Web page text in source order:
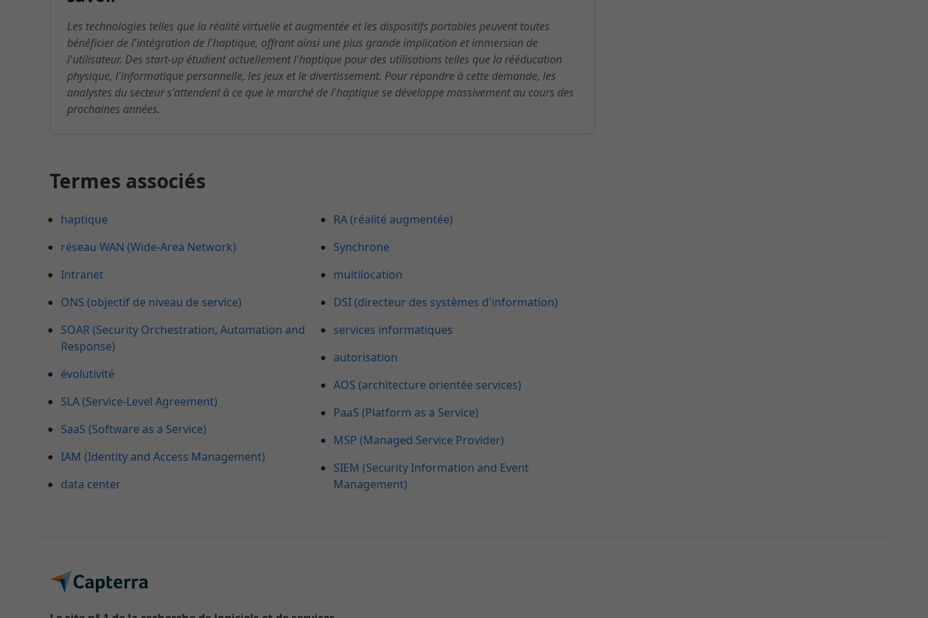
Les technologies telles que la réalité virtuelle et augmentée et les dispositifs portables peuvent toutes
bénéficier de l'intégration de l'haptique, offrant ainsi une plus grande implication et immersion de
l'utilisateur. Des start-up étudient actuellement l'haptique pour des utilisations telles que la rééducation
physique, l'informatique personnelle, les jeux et le divertissement. Pour répondre à cette demande, les
analystes du secteur s'attendent à ce que le marché de l'haptique se développe massivement au cours des
prochaines années.
Termes associés
haptique
réseau WAN (Wide-Area Network)
Intranet
ONS (objectif de niveau de service)
SOAR (Security Orchestration, Automation and
Response)
évolutivité
SLA (Service-Level Agreement)
SaaS (Software as a Service)
IAM (Identity and Access Management)
data center
RA (réalité augmentée)
Synchrone
multilocation
DSI (directeur des systèmes d'information)
services informatiques
autorisation
AOS (architecture orientée services)
PaaS (Platform as a Service)
MSP (Managed Service Provider)
SIEM (Security Information and Event
Management)